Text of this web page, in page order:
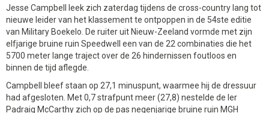
Jesse Campbell leek zich zaterdag tijdens de cross-country lang tot
nieuwe leider van het klassement te ontpoppen in de 54ste editie
van Military Boekelo. De ruiter uit Nieuw-Zeeland vormde met zijn
elfjarige bruine ruin Speedwell een van de 22 combinaties die het
5700 meter lange traject over de 26 hindernissen foutloos en
binnen de tijd aflegde.
Campbell bleef staan op 27,1 minuspunt, waarmee hij de dressuur
had afgesloten. Met 0,7 strafpunt meer (27,8) nestelde de Ier
Padraig McCarthy zich op de pas negenjarige bruine ruin MGH